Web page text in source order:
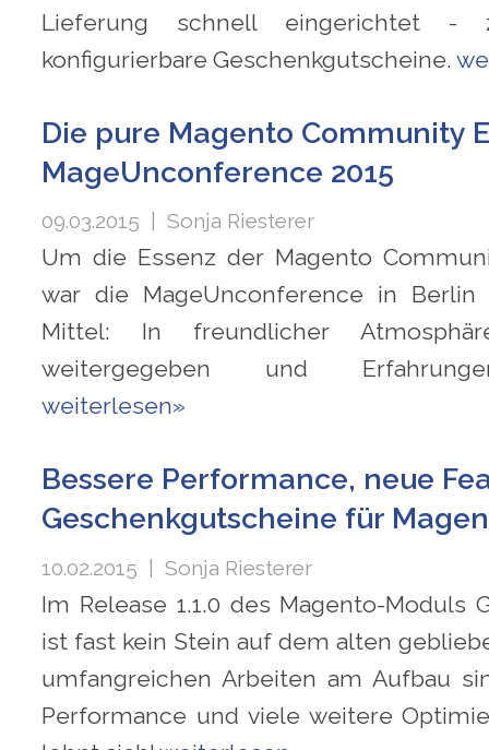
Lieferung schnell eingerichtet -
konfigurierbare Geschenkgutscheine.
Die pure Magento Community
MageUnconference 2015
09.03.2015 | Sonja Riesterer
Um die Essenz der Magento
war die MageUnconference in
Mittel: In freundlicher
weitergegeben und
weiterlesen»
Bessere Performance, neue
Geschenkgutscheine für
10.02.2015 | Sonja Riesterer
Im Release 1.1.0 des Magento-Moduls
ist fast kein Stein auf dem alten
umfangreichen Arbeiten am Aufbau
Performance und viele weitere